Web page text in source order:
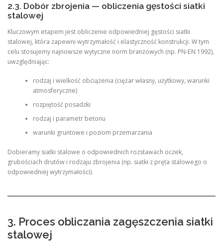
2.3. Dobór zbrojenia — obliczenia gęstości siatki
stalowej
Kluczowym etapem jest obliczenie odpowiedniej gęstości siatki
stalowej, która zapewni wytrzymałość i elastyczność konstrukcji. W tym
celu stosujemy najnowsze wytyczne norm branżowych (np. PN-EN 1992),
uwzględniając:
rodzaj i wielkość obciążenia (ciężar własny, użytkowy, warunki
atmosferyczne)
rozpiętość posadzki
rodzaj i parametr betonu
warunki gruntowe i poziom przemarzania
Dobieramy siatki stalowe o odpowiednich rozstawach oczek,
grubościach drutów i rodzaju zbrojenia (np. siatki z pręta stalowego o
odpowiedniej wytrzymałości).
3. Proces obliczania zagęszczenia siatki
stalowej